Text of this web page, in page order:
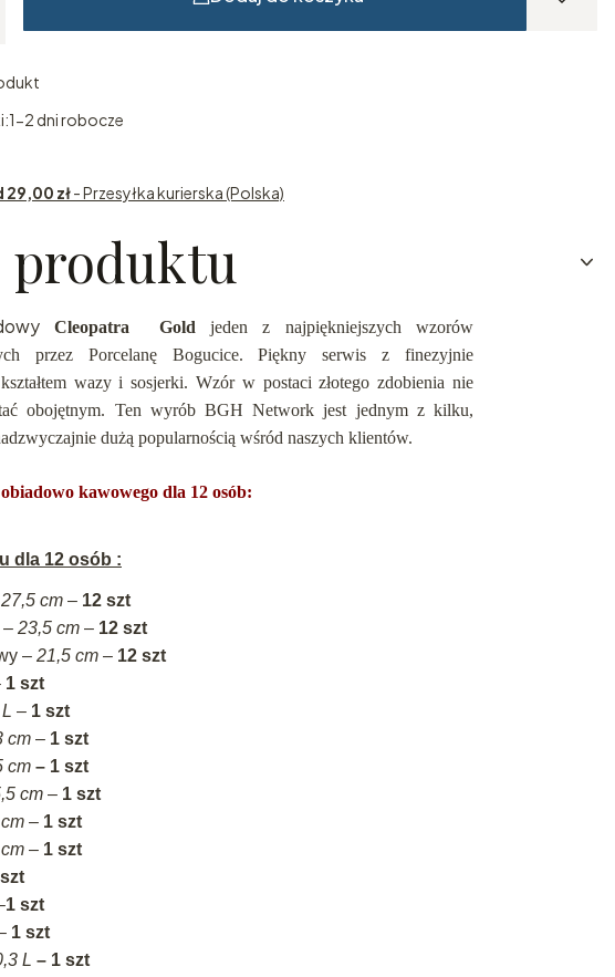
1-2 dni robocze
29,00 zł- Przesyłka kurierska (Polska)
produktu
Cleopatra Goldjeden z najpiękniejszych wzorów
przez Porcelanę Bogucice. Piękny serwisz finezyjnie
wazy i sosjerki. Wzór w postaci złotego zdobienia nie
obojętnym. Ten wyrób BGH Network jest jednym z kilku,
dużą popularnością wśród naszych klientów.
kawowego dla 12 osób:
dla 12 osób :
27,5 cm – 12 szt
– 23,5 cm – 12 szt
– 21,5 cm – 12 szt
1 szt
– 1 szt
cm – 1 szt
cm – 1 szt
cm – 1 szt
– 1 szt
– 1 szt
1 szt
1 szt
L – 1 szt